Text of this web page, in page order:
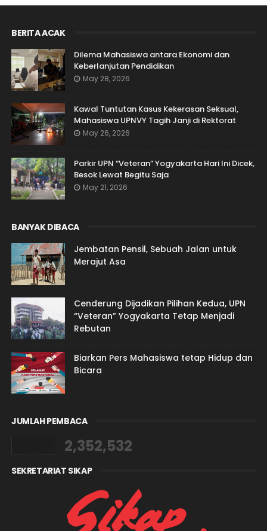
BERITA ACAK
Dilema Mahasiswa antara Ekonomi dan
Keberlanjutan Pendidikan
May 28, 2026
Kawal Tuntutan Kasus Kekerasan Seksual,
Mahasiswa UPNVY Tagih Janji di Rektorat
May 26, 2026
Parkir UPN “Veteran” Yogyakarta Hari Ini Dicek,
Besok Lewat Begitu Saja
May 21, 2026
BANYAK DIBACA
Jembatan Pensil, Sebuah Jalan untuk
Merajut Asa
Cenderung Dijadikan Pilihan Kedua, UPN
“Veteran” Yogyakarta Tetap Menjadi
Rebutan
Biarkan Pers Mahasiswa tetap Hidup dan
Bicara
JUMLAH PEMBACA
2,352,532
SEKRETARIAT SIKAP